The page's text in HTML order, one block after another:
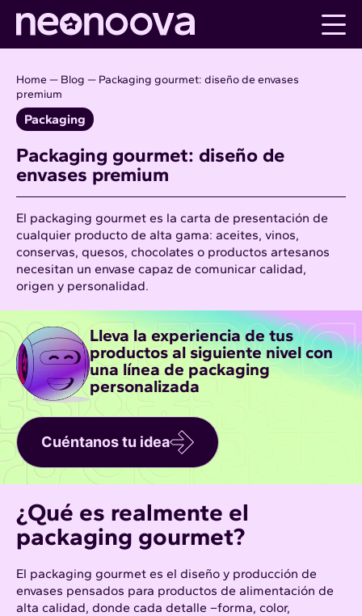
content
Home — Blog — Packaging gourmet: diseño de envases
premium
Packaging
Packaging gourmet: diseño de
envases premium
El packaging gourmet es la carta de presentación de
cualquier producto de alta gama: aceites, vinos,
conservas, quesos, chocolates o productos artesanos
necesitan un envase capaz de comunicar calidad,
origen y personalidad.
Lleva la experiencia de tus
productos al siguiente nivel con
una línea de packaging
personalizada
Cuéntanos tu idea
¿Qué es realmente el
packaging gourmet?
El packaging gourmet es el diseño y producción de
envases pensados para productos de alimentación de
alta calidad, donde cada detalle –forma, color,